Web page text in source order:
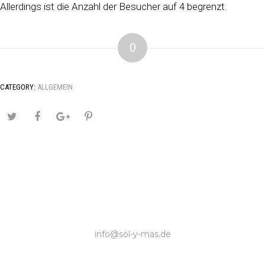
Allerdings ist die Anzahl der Besucher auf 4 begrenzt.
0
CATEGORY: ALLGEMEIN
info@sol-y-mas.de